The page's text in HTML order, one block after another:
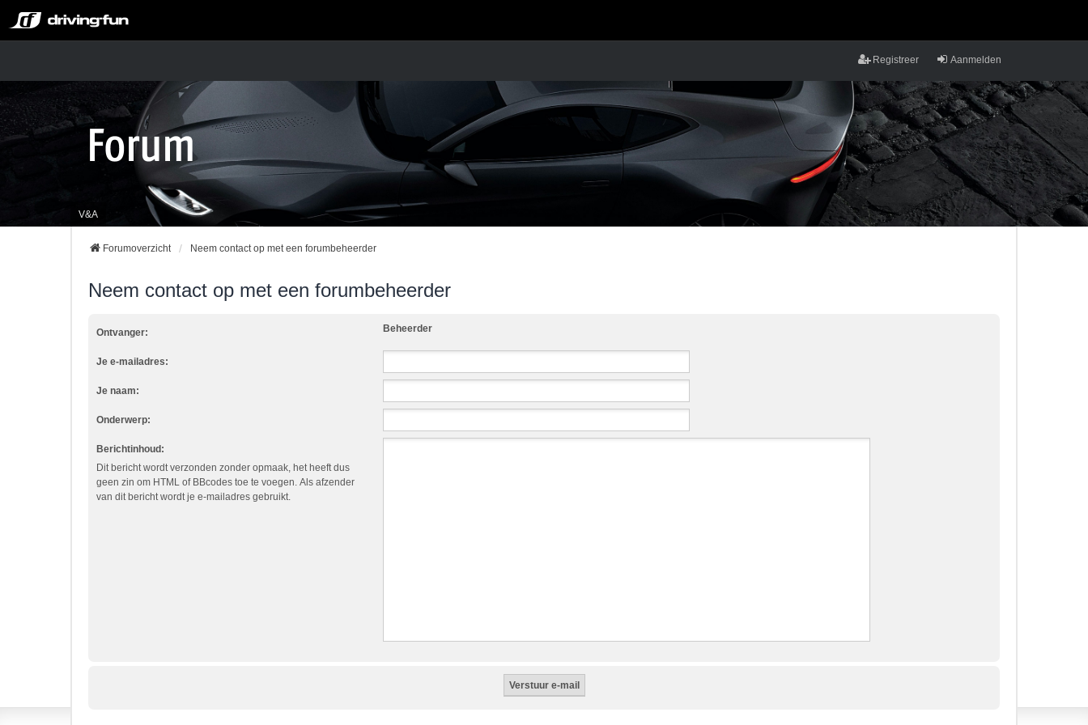
Aanmelden
Registreer
V&A
Forumoverzicht Neem contact op met een forumbeheerder
Neem contact op met een forumbeheerder
Ontvanger: Beheerder
Je e-mailadres:
Je naam:
Onderwerp:
Berichtinhoud:
Dit bericht wordt verzonden zonder opmaak, het heeft dus
geen zin om HTML of BBcodes toe te voegen. Als afzender
van dit bericht wordt je e-mailadres gebruikt.